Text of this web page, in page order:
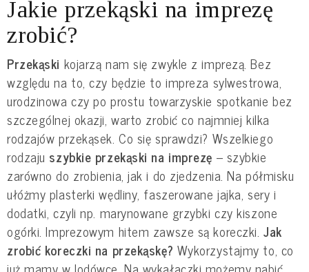
Jakie przekąski na imprezę
zrobić?
Przekąski kojarzą nam się zwykle z imprezą. Bez
względu na to, czy będzie to impreza sylwestrowa,
urodzinowa czy po prostu towarzyskie spotkanie bez
szczególnej okazji, warto zrobić co najmniej kilka
rodzajów przekąsek. Co się sprawdzi? Wszelkiego
rodzaju szybkie przekąski na imprezę – szybkie
zarówno do zrobienia, jak i do zjedzenia. Na półmisku
ułóżmy plasterki wędliny, faszerowane jajka, sery i
dodatki, czyli np. marynowane grzybki czy kiszone
ogórki. Imprezowym hitem zawsze są koreczki. Jak
zrobić koreczki na przekąskę? Wykorzystajmy to, co